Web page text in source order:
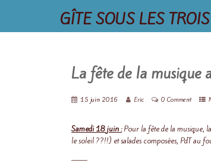
GÎTE SOUS LES
La fête de la musique
15 juin 2016 Eric 0 Comment
Samedi 18 juin : Pour la fête de la musique,
le soleil ??!!) et salades composées, PdT au
——–